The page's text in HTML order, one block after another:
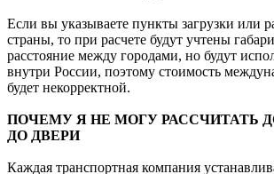
Если вы указываете пункты загрузки или
страны, то при расчете будут учтены
расстояние между городами, но будут
внутри России, поэтому стоимость
будет некорректной.
ПОЧЕМУ Я НЕ МОГУ РАССЧИТАТЬ
ДО ДВЕРИ
Каждая транспортная компания